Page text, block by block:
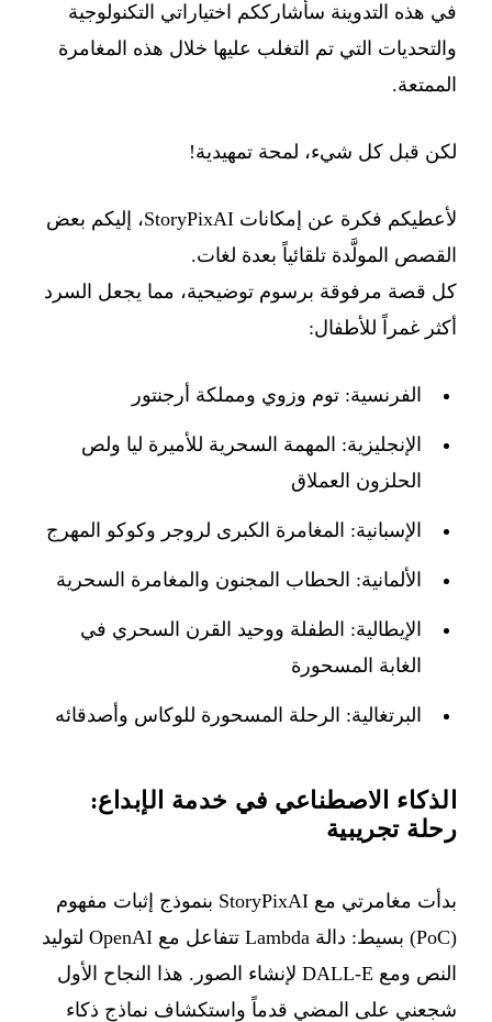
في هذه التدوينة سأشارككم اختياراتي التكنولوجية
والتحديات التي تم التغلب عليها خلال هذه المغامرة
الممتعة.
لكن قبل كل شيء، لمحة تمهيدية!
لأعطيكم فكرة عن إمكانات StoryPixAI، إليكم بعض
القصص المولَّدة تلقائياً بعدة لغات.
كل قصة مرفوقة برسوم توضيحية، مما يجعل السرد
أكثر غمراً للأطفال:
الفرنسية: توم وزوي ومملكة أرجنتور
الإنجليزية: المهمة السحرية للأميرة ليا ولص
الحلزون العملاق
الإسبانية: المغامرة الكبرى لروجر وكوكو المهرج
الألمانية: الحطاب المجنون والمغامرة السحرية
الإيطالية: الطفلة ووحيد القرن السحري في
الغابة المسحورة
البرتغالية: الرحلة المسحورة للوكاس وأصدقائه
الذكاء الاصطناعي في خدمة الإبداع:
رحلة تجريبية
بدأت مغامرتي مع StoryPixAI بنموذج إثبات مفهوم
(PoC) بسيط: دالة Lambda تتفاعل مع OpenAI لتوليد
النص ومع DALL-E لإنشاء الصور. هذا النجاح الأول
شجعني على المضي قدماً واستكشاف نماذج ذكاء